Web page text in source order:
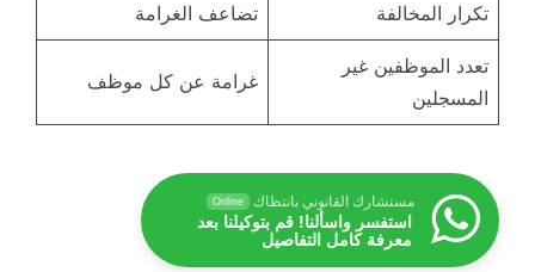
تكرار المخالفة تضاعف الغرامة
تعدد الموظفين غير
المسجلين
غرامة عن كل موظف
مستشارك القانوني بانتظاك Online
استفسر واسألنا! قم بتوكيلنا بعد
معرفة كامل التفاصيل